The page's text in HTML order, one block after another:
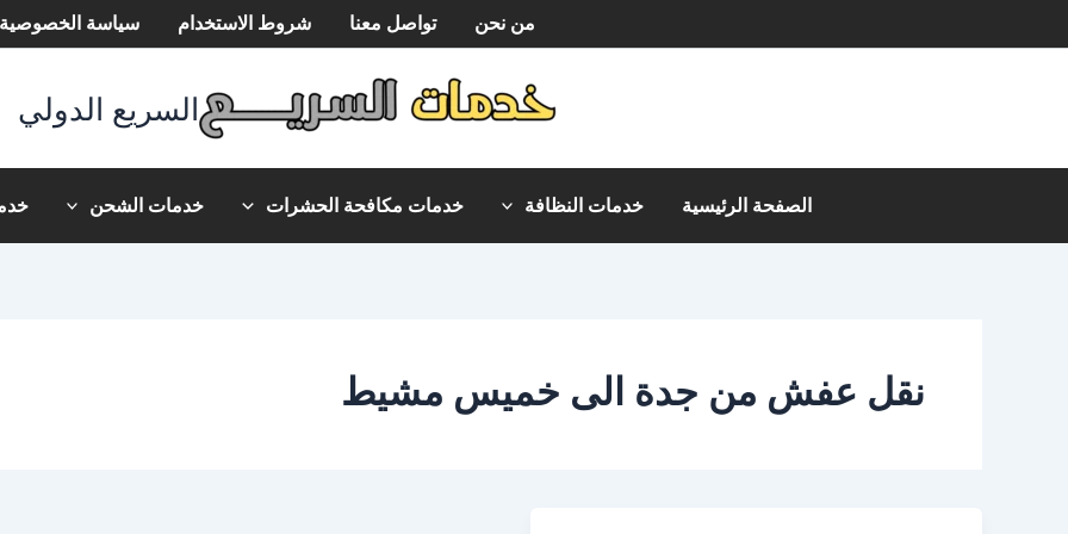
إلى
من نحن تواصل معنا شروط الاستخدام سياسة الخصوصية
السريع الدولي
الصفحة الرئيسية خدمات النظافة خدمات مكافحة الحشرات خدمات الشحن
نقل عفش من جدة الى خميس مشيط